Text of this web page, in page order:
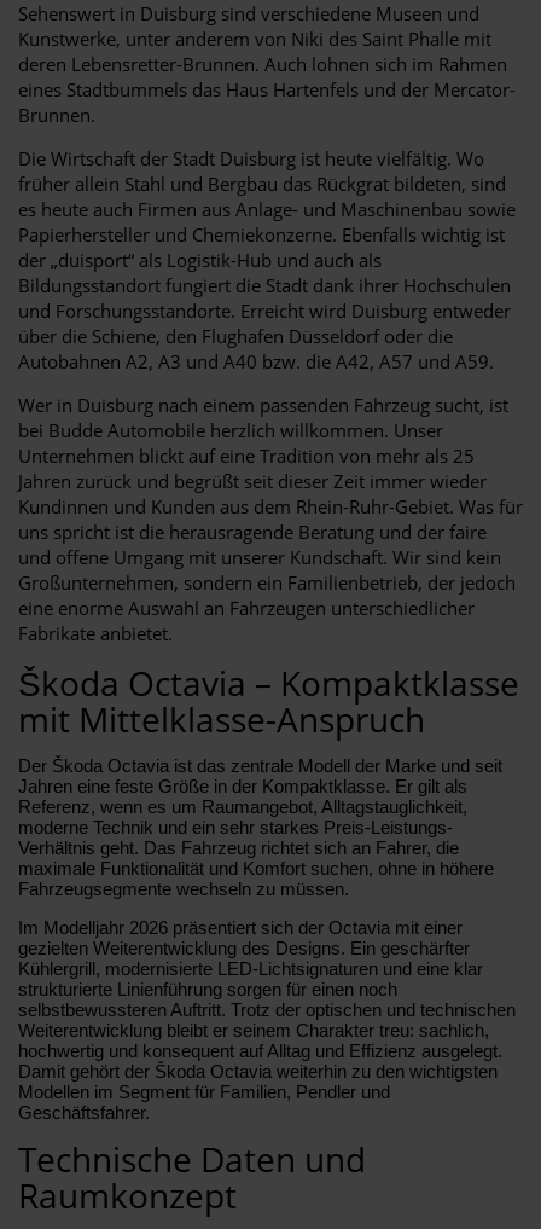
Sehenswert in Duisburg sind verschiedene Museen und
Kunstwerke, unter anderem von Niki des Saint Phalle mit
deren Lebensretter-Brunnen. Auch lohnen sich im Rahmen
eines Stadtbummels das Haus Hartenfels und der Mercator-
Brunnen.
Die Wirtschaft der Stadt Duisburg ist heute vielfältig. Wo
früher allein Stahl und Bergbau das Rückgrat bildeten, sind
es heute auch Firmen aus Anlage- und Maschinenbau sowie
Papierhersteller und Chemiekonzerne. Ebenfalls wichtig ist
der „duisport“ als Logistik-Hub und auch als
Bildungsstandort fungiert die Stadt dank ihrer Hochschulen
und Forschungsstandorte. Erreicht wird Duisburg entweder
über die Schiene, den Flughafen Düsseldorf oder die
Autobahnen A2, A3 und A40 bzw. die A42, A57 und A59.
Wer in Duisburg nach einem passenden Fahrzeug sucht, ist
bei Budde Automobile herzlich willkommen. Unser
Unternehmen blickt auf eine Tradition von mehr als 25
Jahren zurück und begrüßt seit dieser Zeit immer wieder
Kundinnen und Kunden aus dem Rhein-Ruhr-Gebiet. Was für
uns spricht ist die herausragende Beratung und der faire
und offene Umgang mit unserer Kundschaft. Wir sind kein
Großunternehmen, sondern ein Familienbetrieb, der jedoch
eine enorme Auswahl an Fahrzeugen unterschiedlicher
Fabrikate anbietet.
Škoda Octavia – Kompaktklasse
mit Mittelklasse-Anspruch
Der Škoda Octavia ist das zentrale Modell der Marke und seit
Jahren eine feste Größe in der Kompaktklasse. Er gilt als
Referenz, wenn es um Raumangebot, Alltagstauglichkeit,
moderne Technik und ein sehr starkes Preis-Leistungs-
Verhältnis geht. Das Fahrzeug richtet sich an Fahrer, die
maximale Funktionalität und Komfort suchen, ohne in höhere
Fahrzeugsegmente wechseln zu müssen.
Im Modelljahr 2026 präsentiert sich der Octavia mit einer
gezielten Weiterentwicklung des Designs. Ein geschärfter
Kühlergrill, modernisierte LED-Lichtsignaturen und eine klar
strukturierte Linienführung sorgen für einen noch
selbstbewussteren Auftritt. Trotz der optischen und technischen
Weiterentwicklung bleibt er seinem Charakter treu: sachlich,
hochwertig und konsequent auf Alltag und Effizienz ausgelegt.
Damit gehört der Škoda Octavia weiterhin zu den wichtigsten
Modellen im Segment für Familien, Pendler und
Geschäftsfahrer.
Technische Daten und
Raumkonzept